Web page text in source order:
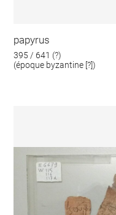
papyrus
395 / 641 (?)
(époque byzantine [?])